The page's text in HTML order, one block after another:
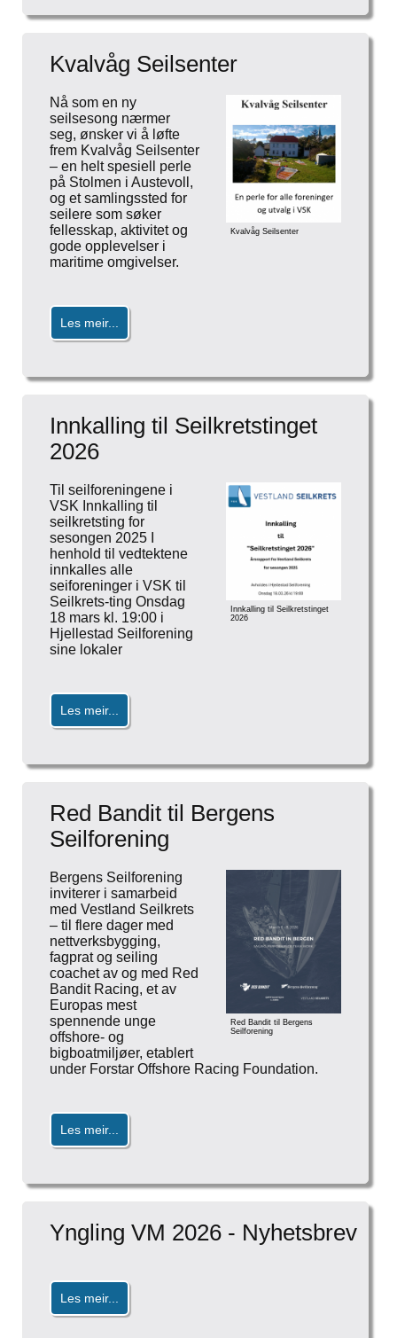
Kvalvåg Seilsenter
Kvalvåg Seilsenter
Nå som en ny
seilsesong nærmer
seg, ønsker vi å løfte
frem Kvalvåg Seilsenter
– en helt spesiell perle
på Stolmen i Austevoll,
og et samlingssted for
seilere som søker
fellesskap, aktivitet og
gode opplevelser i
maritime omgivelser.
Les meir...
Innkalling til Seilkretstinget
2026
Innkalling til Seilkretstinget
2026
Til seilforeningene i
VSK Innkalling til
seilkretsting for
sesongen 2025 I
henhold til vedtektene
innkalles alle
seiforeninger i VSK til
Seilkrets-ting Onsdag
18 mars kl. 19:00 i
Hjellestad Seilforening
sine lokaler
Les meir...
Red Bandit til Bergens
Seilforening
Red Bandit til Bergens
Seilforening
Bergens Seilforening
inviterer i samarbeid
med Vestland Seilkrets
– til flere dager med
nettverksbygging,
fagprat og seiling
coachet av og med Red
Bandit Racing, et av
Europas mest
spennende unge
offshore‑ og
bigboatmiljøer, etablert
under Forstar Offshore Racing Foundation.
Les meir...
Yngling VM 2026 - Nyhetsbrev
Les meir...